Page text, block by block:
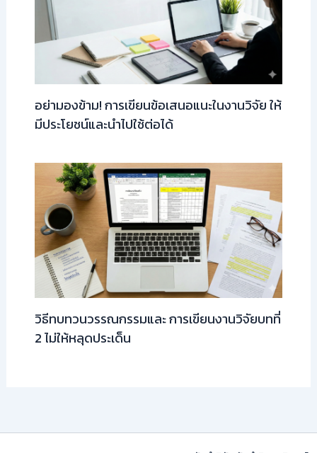
อย่ามองข้าม! การเขียนข้อเสนอแนะในงานวิจัย ให้
มีประโยชน์และนำไปใช้ต่อได้
วิธีทบทวนวรรณกรรมและ การเขียนงานวิจัยบทที่
2 ไม่ให้หลุดประเด็น